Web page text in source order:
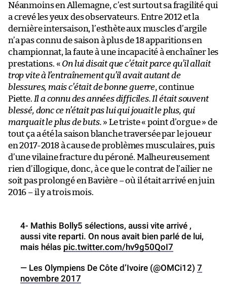
Néanmoins en Allemagne, c’est surtout sa fragilité qui
a crevé les yeux des observateurs. Entre 2012 et la
dernière intersaison, l’esthète aux muscles d’argile
n’a pas connu de saison à plus de 18 apparitions en
championnat, la faute à une incapacité à enchaîner les
prestations. « On lui disait que c’était parce qu’il allait
trop vite à l’entraînement qu’il avait autant de
blessures, mais c’était de bonne guerre, continue
Piette. Il a connu des années difficiles. Il était souvent
blessé, donc ce n’était pas lui qui jouait le plus, qui
marquait le plus de buts. » Le triste « point d’orgue » de
tout ça a été la saison blanche traversée par le joueur
en 2017-2018 à cause de problèmes musculaires, puis
d’une vilaine fracture du péroné. Malheureusement
rien d’illogique, donc, à ce que le contrat de l’ailier ne
soit pas prolongé en Bavière – où il était arrivé en juin
2016 – il y a trois mois.
4- Mathis Bolly5 sélections, aussi vite arrivé ,
aussi vite reparti. On nous avait bien parlé de lui,
mais hélas pic.twitter.com/hv9g50QoI7
— Les Olympiens De Côte d’Ivoire (@OMCi12) 7
novembre 2017